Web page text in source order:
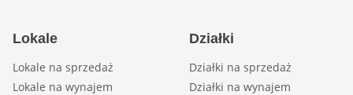
Lokale
Lokale na sprzedaż
Lokale na wynajem
Działki
Działki na sprzedaż
Działki na wynajem